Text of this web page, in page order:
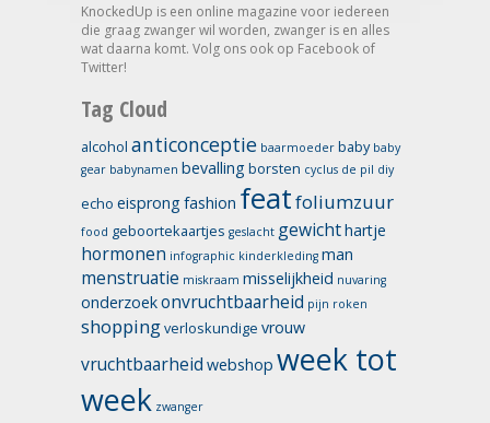
KnockedUp is een online magazine voor iedereen
die graag zwanger wil worden, zwanger is en alles
wat daarna komt. Volg ons ook op Facebook of
Twitter!
Tag Cloud
alcohol anticonceptie baarmoeder baby baby
gear babynamen bevalling borsten cyclus de pil diy
echo eisprong fashion featfoliumzuur
food geboortekaartjes geslacht gewichthartje
hormonen infographic kinderkleding man
menstruatie miskraam misselijkheid nuvaring
onderzoekonvruchtbaarheid pijn roken
shoppingverloskundige vrouw
vruchtbaarheid webshop week tot
week zwanger